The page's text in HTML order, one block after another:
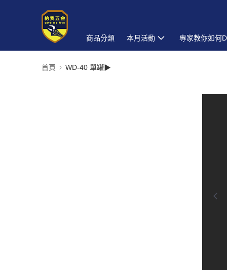
商品分類 本月活動 專家教你如何
首頁 WD-40 單罐▶